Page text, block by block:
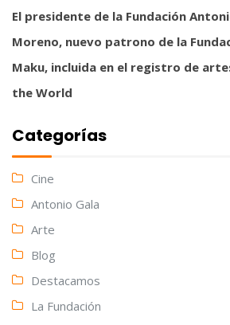
El presidente de la Fundación
Moreno, nuevo patrono de la
Maku, incluida en el registro de
the World
Categorías
Cine
Antonio Gala
Arte
Blog
Destacamos
La Fundación